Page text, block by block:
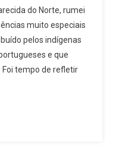
Alguém
Ser
Quem
Não
É?
do Norte, rumei
muito especiais
pelos indígenas
e que
tempo de refletir